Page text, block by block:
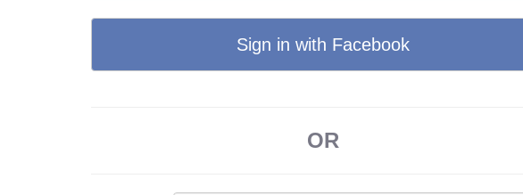
Sign in with Facebook
OR